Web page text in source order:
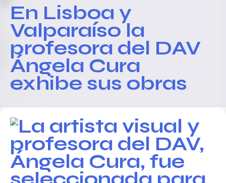
En Lisboa y
Valparaíso la
profesora del DAV
Ángela Cura
exhibe sus obras